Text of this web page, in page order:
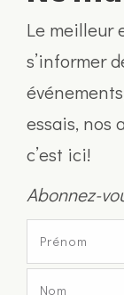
Le meilleur
s’informer
essais, nos
c’est ici!
Abonnez-